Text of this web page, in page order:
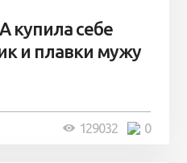
купила себе
и плавки мужу
0
129032